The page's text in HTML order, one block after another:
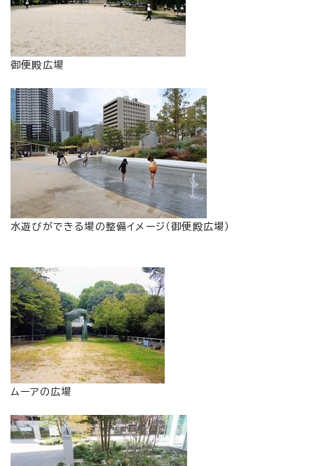
御便殿広場
水遊びができる場の整備イメージ（御便殿広場）
ムーアの広場